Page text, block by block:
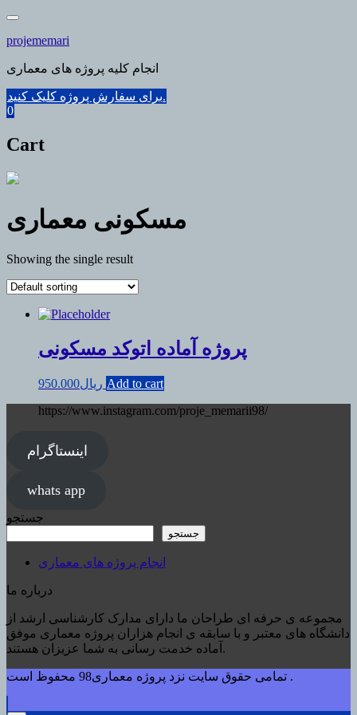
Skip
content
projememari
انجام کلیه پروژه های معماری
برای سفارش پروژه کلیک کنید.
0
Cart
مسکونی معماری
Showing the single result
پروژه آماده اتوکد مسکونی
ریال950.000
Add to cart
https://www.instagram.com/proje_memarii98/
اینستاگرام
whats app
جستجو
جستجو
انجام پروژه های معماری
درباره ما
مجموعه ی حرفه ای طراحان ما دارای مدارک کارشناسی ارشد از
دانشگاه های معتبر و با سابقه ی انجام هزاران پروژه معماری موفق
آماده خدمت رسانی به شما عزیزان هستند.
تمامی حقوق سایت نزد پروژه معماری98 محفوظ است .